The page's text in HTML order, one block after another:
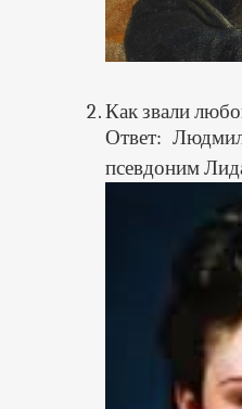
Как звали
Ответ:
псевдоним